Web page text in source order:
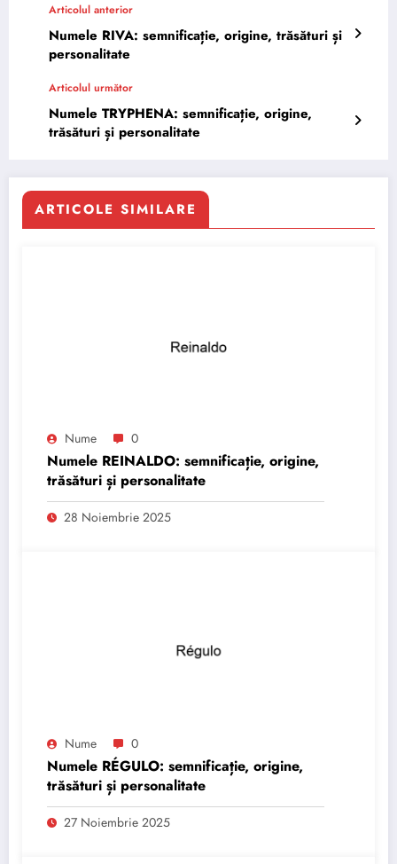
Articolul anterior
Numele RIVA: semnificație, origine, trăsături și
personalitate
Articolul următor
Numele TRYPHENA: semnificație, origine,
trăsături și personalitate
ARTICOLE SIMILARE
Nume 0
Numele REINALDO: semnificație, origine,
trăsături și personalitate
28 Noiembrie 2025
Nume 0
Numele RÉGULO: semnificație, origine,
trăsături și personalitate
27 Noiembrie 2025